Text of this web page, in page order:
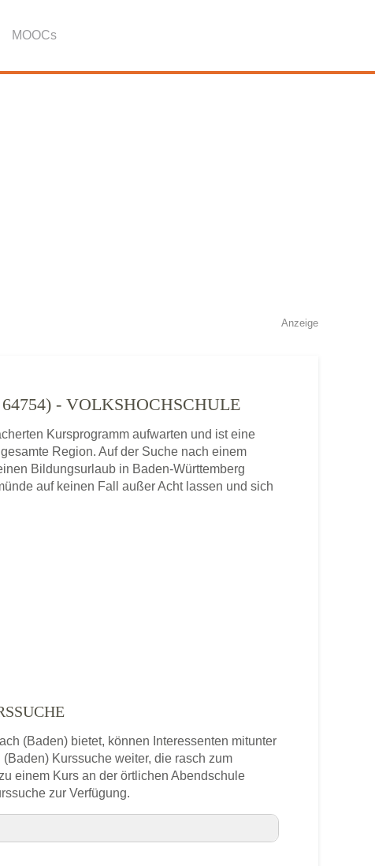
MOOCs
Anzeige
- VOLKSHOCHSCHULE
Kursprogramm aufwarten und ist eine
Region. Auf der Suche nach einem
Bildungsurlaub in Baden-Württemberg
auf keinen Fall außer Acht lassen und sich
(Baden) bietet, können Interessenten mitunter
Kurssuche weiter, die rasch zum
einem Kurs an der örtlichen Abendschule
zur Verfügung.